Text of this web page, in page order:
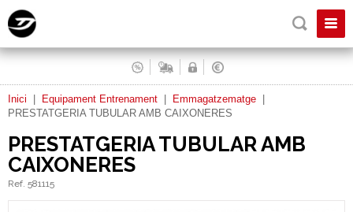
Inici Equipament Entrenament Emmagatzematge
PRESTATGERIA TUBULAR AMB CAIXONERES
PRESTATGERIA TUBULAR AMB
CAIXONERES
Ref. 581115